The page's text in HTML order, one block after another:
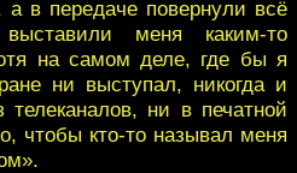
в передаче повернули всё
меня каким-то
на самом деле, где бы я
ни выступал, никогда и
ни в печатной
чтобы кто-то называл меня